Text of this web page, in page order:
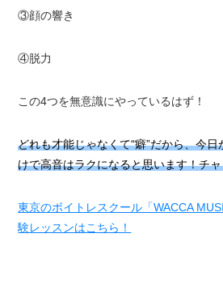
③顔の響き
④脱力
この4つを無意識にやっているはず！
どれも才能じゃなくて“癖”だから、今
けで高音はラクになると思います！チ
東京のボイトレスクール「WACCA
験レッスンはこちら！